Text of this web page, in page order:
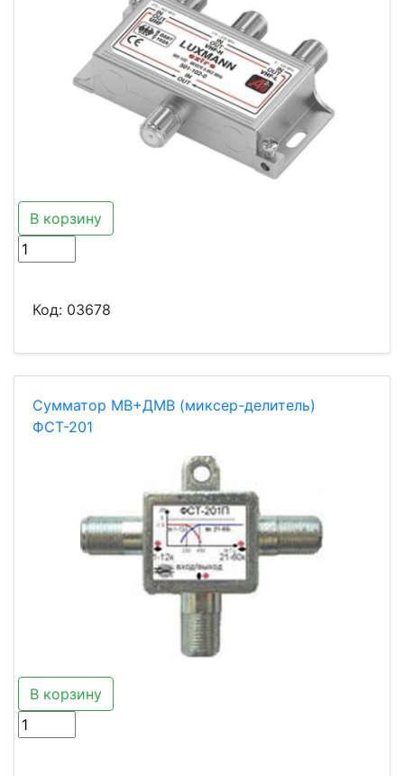
В корзину
Код: 03678
Сумматор МВ+ДМВ (миксер-делитель)
ФСТ-201
В корзину